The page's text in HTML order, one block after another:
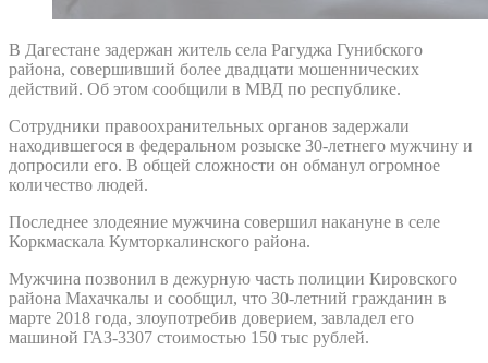
В Дагестане задержан житель села Рагуджа Гунибского
района, совершивший более двадцати мошеннических
действий. Об этом сообщили в МВД по республике.
Сотрудники правоохранительных органов задержали
находившегося в федеральном розыске 30-летнего мужчину и
допросили его. В общей сложности он обманул огромное
количество людей.
Последнее злодеяние мужчина совершил накануне в селе
Коркмаскала Кумторкалинского района.
Мужчина позвонил в дежурную часть полиции Кировского
района Махачкалы и сообщил, что 30-летний гражданин в
марте 2018 года, злоупотребив доверием, завладел его
машиной ГАЗ-3307 стоимостью 150 тыс рублей.